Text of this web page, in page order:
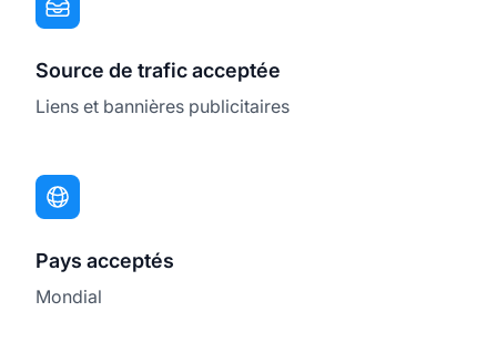
Source de trafic acceptée
Liens et bannières publicitaires
Pays acceptés
Mondial